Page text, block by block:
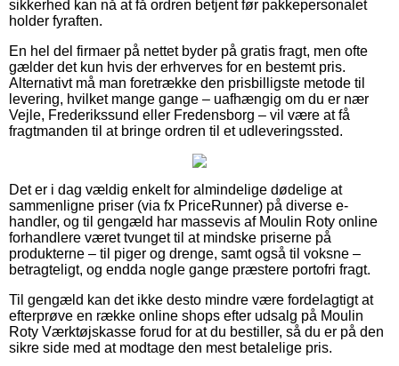
sikkerhed kan nå at få ordren betjent før pakkepersonalet
holder fyraften.
En hel del firmaer på nettet byder på gratis fragt, men ofte
gælder det kun hvis der erhverves for en bestemt pris.
Alternativt må man foretrække den prisbilligste metode til
levering, hvilket mange gange – uafhængig om du er nær
Vejle, Frederikssund eller Fredensborg – vil være at få
fragtmanden til at bringe ordren til et udleveringssted.
Det er i dag vældig enkelt for almindelige dødelige at
sammenligne priser (via fx PriceRunner) på diverse e-
handler, og til gengæld har massevis af Moulin Roty online
forhandlere været tvunget til at mindske priserne på
produkterne – til piger og drenge, samt også til voksne –
betragteligt, og endda nogle gange præstere portofri fragt.
Til gengæld kan det ikke desto mindre være fordelagtigt at
efterprøve en række online shops efter udsalg på Moulin
Roty Værktøjskasse forud for at du bestiller, så du er på den
sikre side med at modtage den mest betalelige pris.